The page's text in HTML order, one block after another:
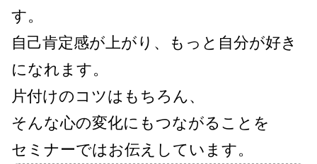
す。
自己肯定感が上がり、もっと自分が好き
になれます。
片付けのコツはもちろん、
そんな心の変化にもつながることを
セミナーではお伝えしています。